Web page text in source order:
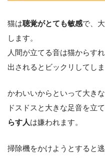
猫は聴覚がとても敏感で、
します。
人間が立てる音は猫からす
出されるとビックリしてしま
かわいいからといって大き
ドスドスと大きな足音を立て
らす人は嫌われます。
掃除機をかけようとすると